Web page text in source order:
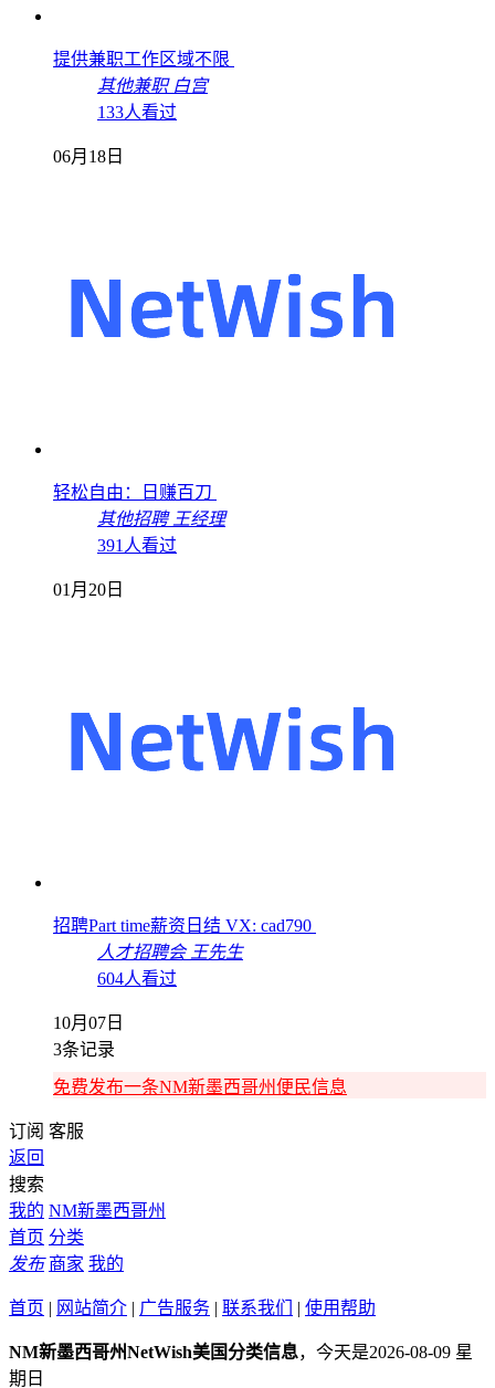
提供兼职工作区域不限
其他兼职 白宫
133人看过
06月18日
轻松自由：日赚百刀
其他招聘 王经理
391人看过
01月20日
招聘Part time薪资日结 VX: cad790
人才招聘会 王先生
604人看过
10月07日
3条记录
免费发布一条NM新墨西哥州便民信息
订阅 客服
返回
搜索
我的 NM新墨西哥州
首页 分类
发布 商家 我的
首页 | 网站简介 | 广告服务 | 联系我们 | 使用帮助
NM新墨西哥州NetWish美国分类信息，今天是2026-08-09 星
期日